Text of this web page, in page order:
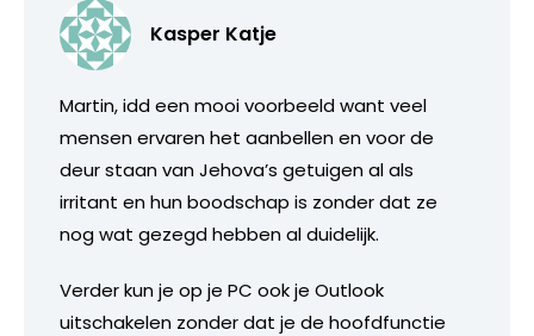
Kasper Katje
Martin, idd een mooi voorbeeld want veel
mensen ervaren het aanbellen en voor de
deur staan van Jehova’s getuigen al als
irritant en hun boodschap is zonder dat ze
nog wat gezegd hebben al duidelijk.
Verder kun je op je PC ook je Outlook
uitschakelen zonder dat je de hoofdfunctie